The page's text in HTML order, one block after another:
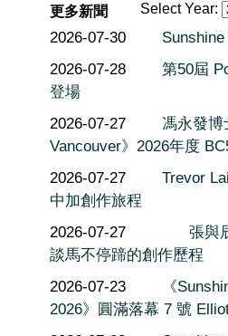
Select Year:
更多新聞
2026-07-30
2026-07-28
第50屆
登場
2026-07-27
馮永發
Vancouver》2026年度
2026-07-27
Trevor
中加創作旅程
2026-07-27
張與
談馬不停蹄的創作歷程
2026-07-23
《
2026》圓滿落幕 7 號